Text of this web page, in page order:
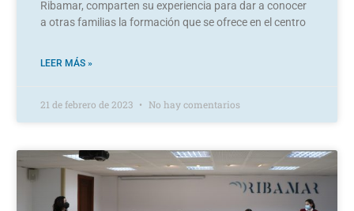
Ribamar, comparten su experiencia para dar a conocer
a otras familias la formación que se ofrece en el centro
LEER MÁS »
21 de febrero de 2023 No hay comentarios